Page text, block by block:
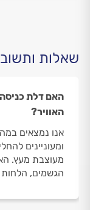
שאלות
האם דלת
האוויר?
אנו נמצאים
ומעוניינים
מעוצבת מעץ.
הגשמים, הלחות